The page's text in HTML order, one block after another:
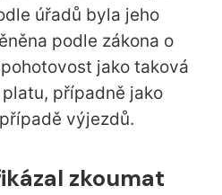
úřadů byla jeho
podle zákona o
jako taková
případně jako
výjezdů.
zkoumat